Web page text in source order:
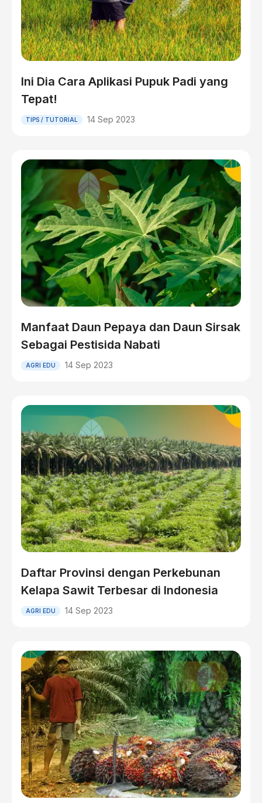
Ini Dia Cara Aplikasi Pupuk Padi yang
Tepat!
TIPS / TUTORIAL 14 Sep 2023
Manfaat Daun Pepaya dan Daun Sirsak
Sebagai Pestisida Nabati
AGRI EDU 14 Sep 2023
Daftar Provinsi dengan Perkebunan
Kelapa Sawit Terbesar di Indonesia
AGRI EDU 14 Sep 2023